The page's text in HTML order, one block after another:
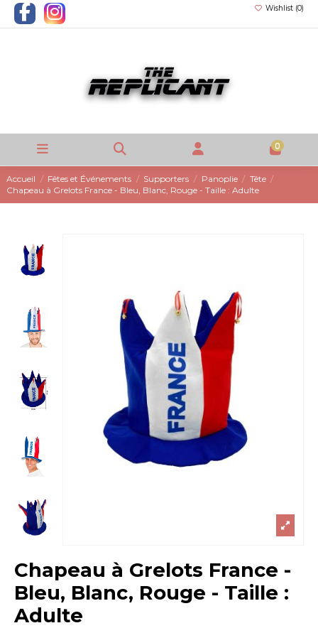
Wishlist (0)
0
Accueil Fêtes et Événements Supporters Panoplie
Tête
Chapeau à Grelots France - Bleu, Blanc, Rouge - Taille : Adulte
Chapeau à Grelots France -
Bleu, Blanc, Rouge - Taille :
Adulte